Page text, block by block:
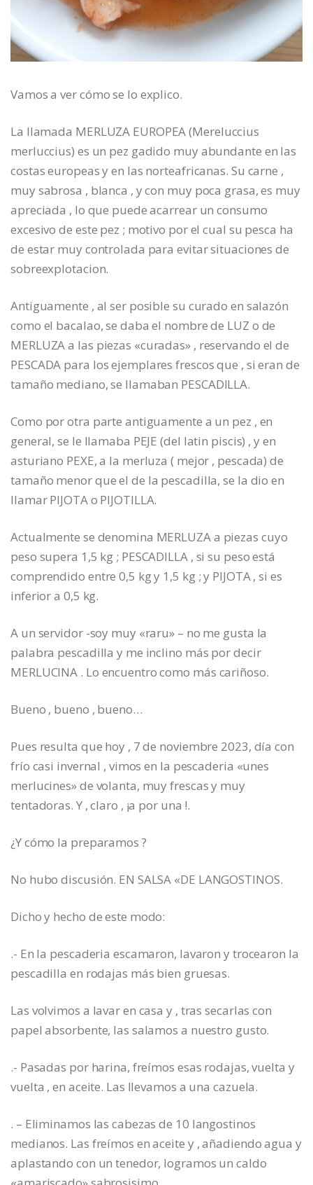
Vamos a ver cómo se lo explico.
La llamada MERLUZA EUROPEA (Mereluccius
merluccius) es un pez gadido muy abundante en las
costas europeas y en las norteafricanas. Su carne ,
muy sabrosa , blanca , y con muy poca grasa, es muy
apreciada , lo que puede acarrear un consumo
excesivo de este pez ; motivo por el cual su pesca ha
de estar muy controlada para evitar situaciones de
sobreexplotacion.
Antiguamente , al ser posible su curado en salazón
como el bacalao, se daba el nombre de LUZ o de
MERLUZA a las piezas «curadas» , reservando el de
PESCADA para los ejemplares frescos que , si eran de
tamaño mediano, se llamaban PESCADILLA.
Como por otra parte antiguamente a un pez , en
general, se le llamaba PEJE (del latin piscis) , y en
asturiano PEXE, a la merluza ( mejor , pescada) de
tamaño menor que el de la pescadilla, se la dio en
llamar PIJOTA o PIJOTILLA.
Actualmente se denomina MERLUZA a piezas cuyo
peso supera 1,5 kg ; PESCADILLA , si su peso está
comprendido entre 0,5 kg y 1,5 kg ; y PIJOTA , si es
inferior a 0,5 kg.
A un servidor -soy muy «raru» – no me gusta la
palabra pescadilla y me inclino más por decir
MERLUCINA . Lo encuentro como más cariñoso.
Bueno , bueno , bueno…
Pues resulta que hoy , 7 de noviembre 2023, día con
frío casi invernal , vimos en la pescaderia «unes
merlucines» de volanta, muy frescas y muy
tentadoras. Y , claro , ¡a por una !.
¿Y cómo la preparamos ?
No hubo discusión. EN SALSA «DE LANGOSTINOS.
Dicho y hecho de este modo:
.- En la pescaderia escamaron, lavaron y trocearon la
pescadilla en rodajas más bien gruesas.
Las volvimos a lavar en casa y , tras secarlas con
papel absorbente, las salamos a nuestro gusto.
.- Pasadas por harina, freímos esas rodajas, vuelta y
vuelta , en aceite. Las llevamos a una cazuela.
. – Eliminamos las cabezas de 10 langostinos
medianos. Las freímos en aceite y , añadiendo agua y
aplastando con un tenedor, logramos un caldo